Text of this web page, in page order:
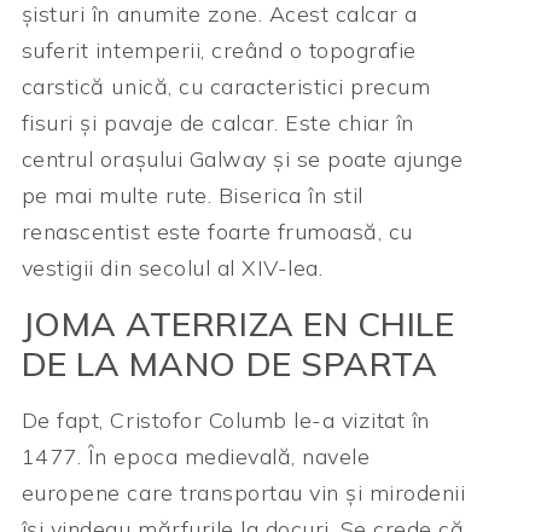
șisturi în anumite zone. Acest calcar a
suferit intemperii, creând o topografie
carstică unică, cu caracteristici precum
fisuri și pavaje de calcar. Este chiar în
centrul orașului Galway și se poate ajunge
pe mai multe rute. Biserica în stil
renascentist este foarte frumoasă, cu
vestigii din secolul al XIV-lea.
JOMA ATERRIZA EN CHILE
DE LA MANO DE SPARTA
De fapt, Cristofor Columb le-a vizitat în
1477. În epoca medievală, navele
europene care transportau vin și mirodenii